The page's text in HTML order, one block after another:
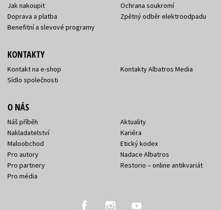
Jak nakoupit
Doprava a platba
Benefitní a slevové programy
Ochrana soukromí
Zpětný odběr elektroodpadu
KONTAKTY
Kontakt na e-shop
Sídlo společnosti
Kontakty Albatros Media
O NÁS
Náš příběh
Nakladatelství
Maloobchod
Pro autory
Pro partnery
Pro média
Aktuality
Kariéra
Etický kodex
Nadace Albatros
Restorio – online antikvariát